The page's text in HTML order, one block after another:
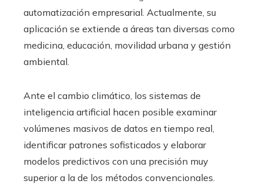
automatización empresarial. Actualmente, su
aplicación se extiende a áreas tan diversas como
medicina, educación, movilidad urbana y gestión
ambiental.
Ante el cambio climático, los sistemas de
inteligencia artificial hacen posible examinar
volúmenes masivos de datos en tiempo real,
identificar patrones sofisticados y elaborar
modelos predictivos con una precisión muy
superior a la de los métodos convencionales.